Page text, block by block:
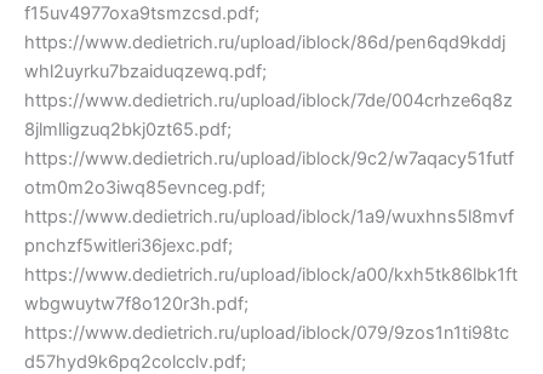
f15uv4977oxa9tsmzcsd.pdf;
https://www.dedietrich.ru/upload/iblock/86d/pen6qd9kddj
whl2uyrku7bzaiduqzewq.pdf;
https://www.dedietrich.ru/upload/iblock/7de/004crhze6q8z
8jlmlligzuq2bkj0zt65.pdf;
https://www.dedietrich.ru/upload/iblock/9c2/w7aqacy51futf
otm0m2o3iwq85evnceg.pdf;
https://www.dedietrich.ru/upload/iblock/1a9/wuxhns5l8mvf
pnchzf5witleri36jexc.pdf;
https://www.dedietrich.ru/upload/iblock/a00/kxh5tk86lbk1ft
wbgwuytw7f8o120r3h.pdf;
https://www.dedietrich.ru/upload/iblock/079/9zos1n1ti98tc
d57hyd9k6pq2colcclv.pdf;